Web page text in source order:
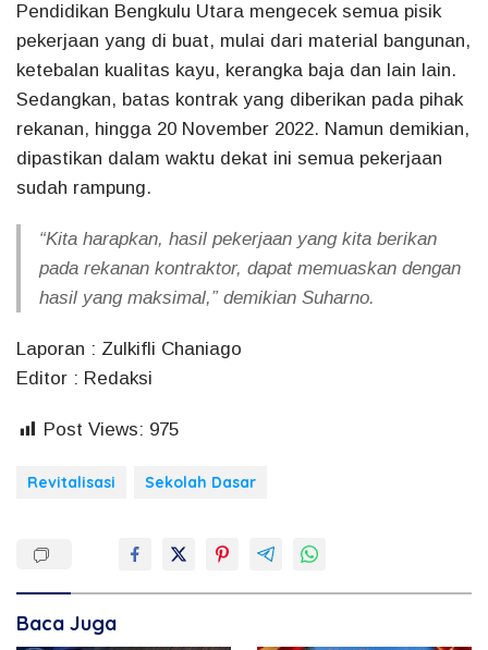
Pendidikan Bengkulu Utara mengecek semua pisik
pekerjaan yang di buat, mulai dari material bangunan,
ketebalan kualitas kayu, kerangka baja dan lain lain.
Sedangkan, batas kontrak yang diberikan pada pihak
rekanan, hingga 20 November 2022. Namun demikian,
dipastikan dalam waktu dekat ini semua pekerjaan
sudah rampung.
“Kita harapkan, hasil pekerjaan yang kita berikan
pada rekanan kontraktor, dapat memuaskan dengan
hasil yang maksimal,” demikian Suharno.
Laporan : Zulkifli Chaniago
Editor : Redaksi
Post Views: 975
Revitalisasi Sekolah Dasar
Baca Juga